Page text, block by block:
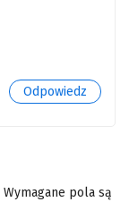
Odpowiedz
Wymagane pola są